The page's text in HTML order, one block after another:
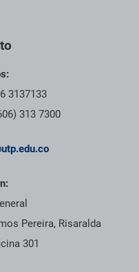
3137133
313 7300
Pereira, Risaralda
301